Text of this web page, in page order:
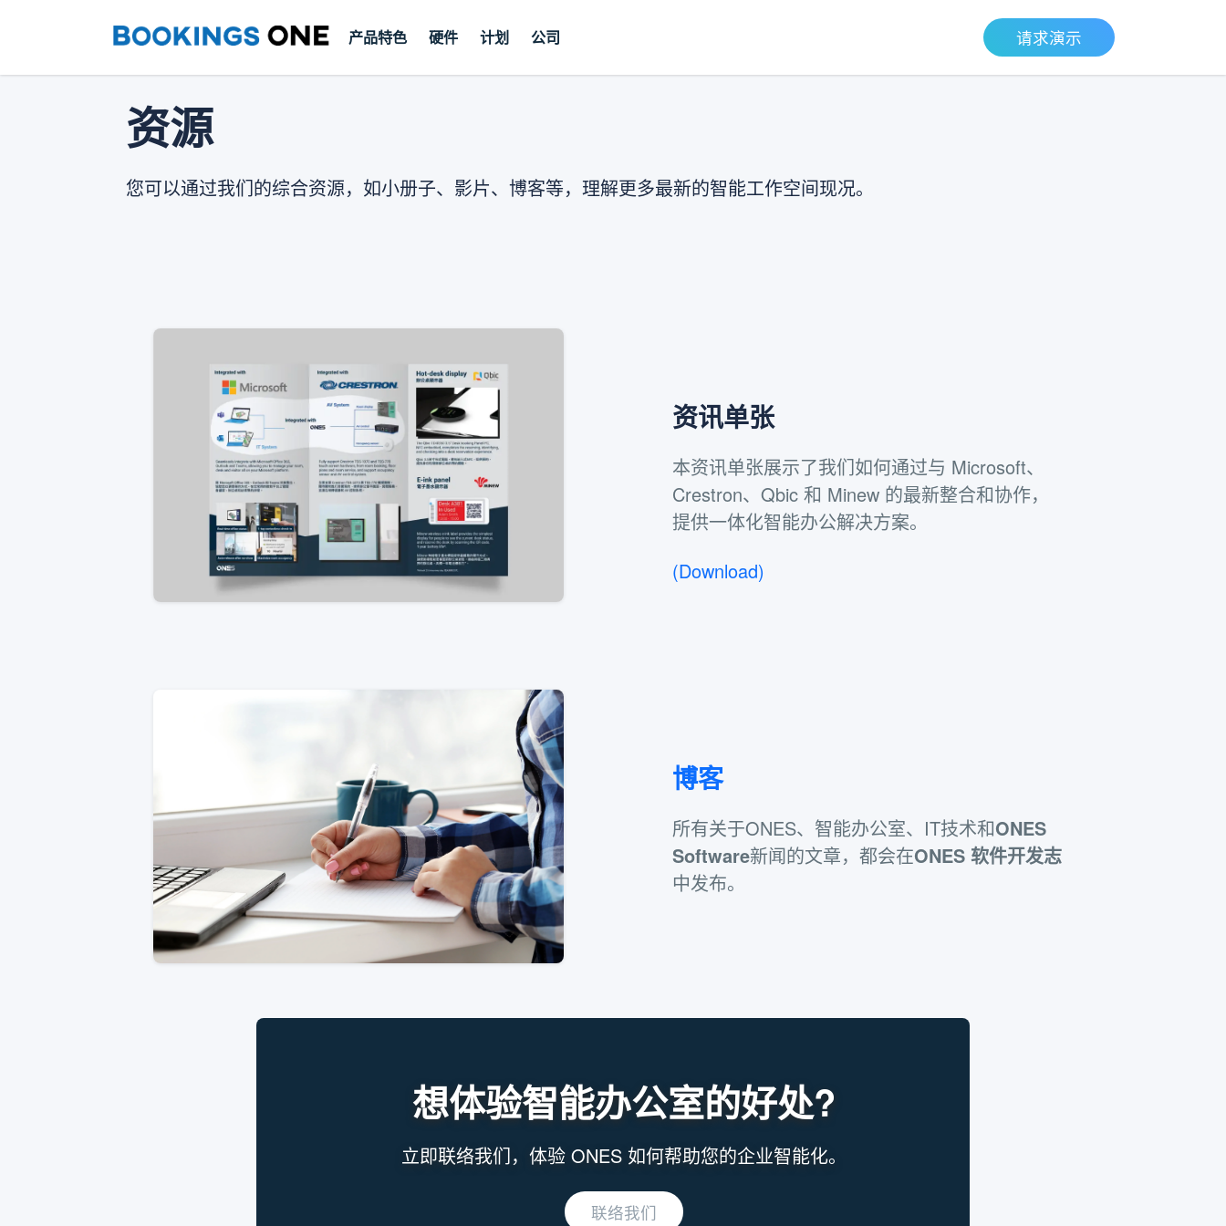
产品特色 硬件 计划 公司 请求演示
资源
您可以通过我们的综合资源，如小册子、影片、博客等，理解更多最新的智能工作空间现况。
资讯单张
本资讯单张展示了我们如何通过与 Microsoft、
Crestron、Qbic 和 Minew 的最新整合和协作，
提供一体化智能办公解决方案。
(Download)
博客
所有关于ONES、智能办公室、IT技术和ONES
Software新闻的文章，都会在ONES 软件开发志
中发布。
想体验智能办公室的好处?
立即联络我们，体验 ONES 如何帮助您的企业智能化。
联络我们